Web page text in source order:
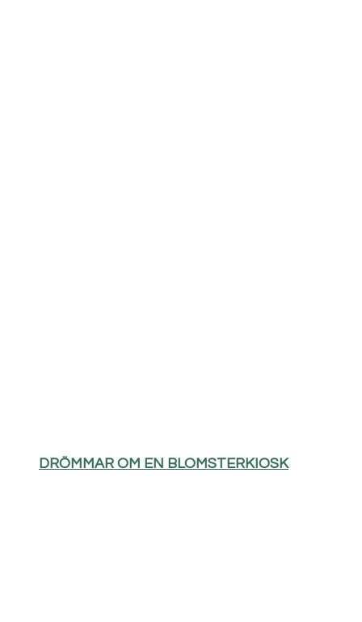
DRÖMMAR OM EN BLOMSTERKIOSK